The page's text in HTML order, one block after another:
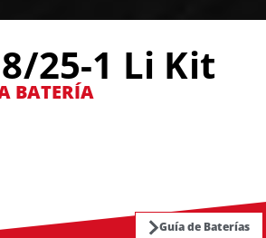
25-1 Li Kit
BATERÍA
Guía de Baterías